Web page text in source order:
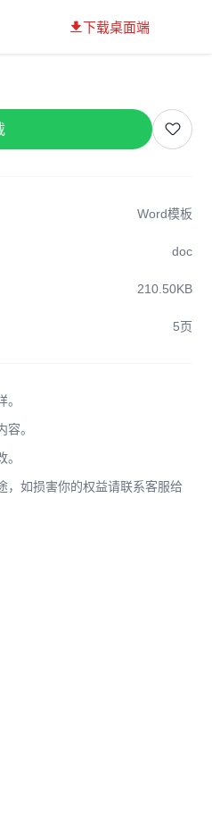
下载桌面端
Word模板
doc
210.50KB
5页
。
，如损害你的权益请联系客服给